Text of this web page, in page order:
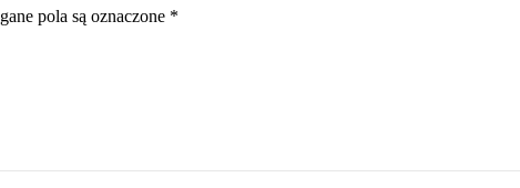
pola są oznaczone *